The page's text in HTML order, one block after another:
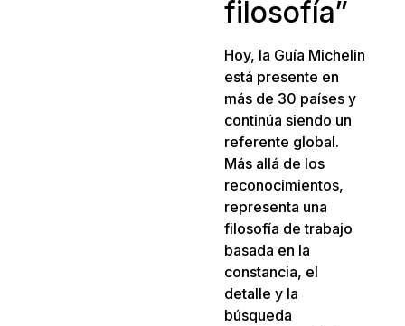
filosofía”
Hoy, la Guía Michelin
está presente en
más de 30 países y
continúa siendo un
referente global.
Más allá de los
reconocimientos,
representa una
filosofía de trabajo
basada en la
constancia, el
detalle y la
búsqueda